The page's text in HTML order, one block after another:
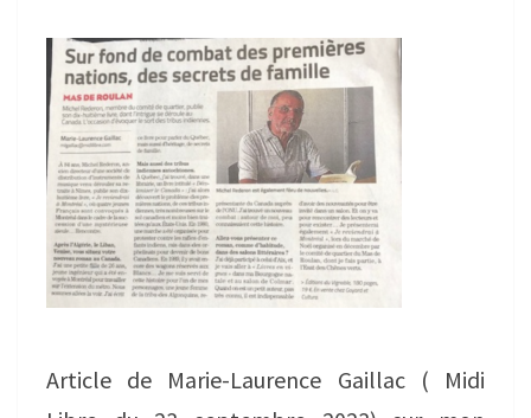
Article de Marie-Laurence Gaillac ( Midi